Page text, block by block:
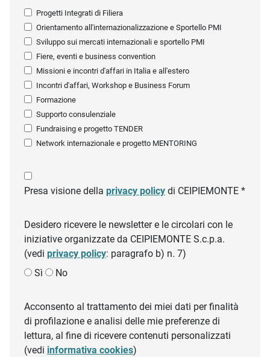
Progetti Integrati di Filiera
Orientamento all'internazionalizzazione e Sportello PMI
Sviluppo sui mercati internazionali e sportello PMI
Fiere, eventi e business convention
Missioni e incontri d'affari in Italia e all'estero
Incontri d'affari, Workshop e Business Forum
Formazione
Supporto consulenziale
Fundraising e progetto TENDER
Network internazionale e progetto MENTORING
Presa visione della privacy policy di CEIPIEMONTE *
Desidero ricevere le newsletter e le circolari con le
iniziative organizzate da CEIPIEMONTE S.c.p.a.
(vedi privacy policy: paragrafo b) n. 7)
Sì
No
Acconsento al trattamento dei miei dati per finalità
di profilazione e analisi delle mie preferenze di
lettura, al fine di ricevere contenuti personalizzati
(vedi informativa cookies)